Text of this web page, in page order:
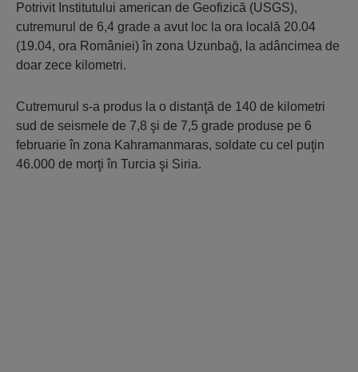
Potrivit Institutului american de Geofizică (USGS),
cutremurul de 6,4 grade a avut loc la ora locală 20.04
(19.04, ora României) în zona Uzunbağ, la adâncimea de
doar zece kilometri.
Cutremurul s-a produs la o distanţă de 140 de kilometri
sud de seismele de 7,8 şi de 7,5 grade produse pe 6
februarie în zona Kahramanmaras, soldate cu cel puţin
46.000 de morţi în Turcia şi Siria.